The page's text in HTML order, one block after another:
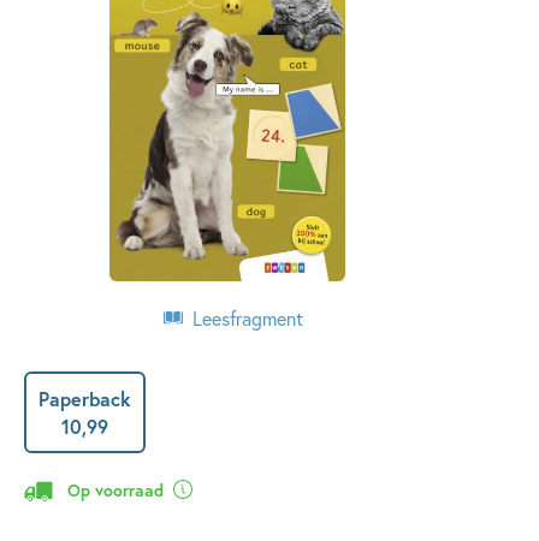
Leesfragment
Paperback
10,99
Op voorraad